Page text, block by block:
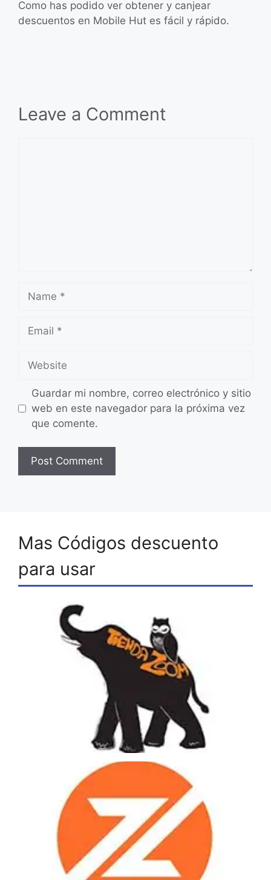
Como has podido ver obtener y canjear
descuentos en Mobile Hut es fácil y rápido.
Leave a Comment
Name
Email
Website
Guardar mi nombre, correo electrónico y sitio
web en este navegador para la próxima vez
que comente.
Mas Códigos descuento
para usar